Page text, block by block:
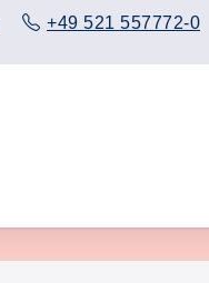
+49 521 557772-0